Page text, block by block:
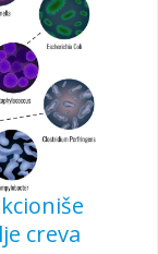
creva